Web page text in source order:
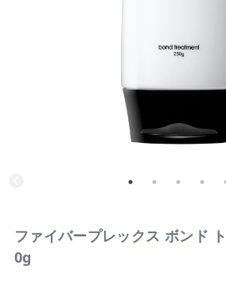
ファイバープレックス ボンド
0g